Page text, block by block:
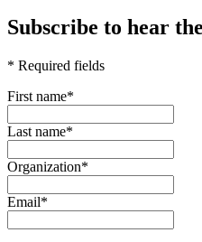
Subscribe to hear
* Required fields
First name*
Last name*
Organization*
Email*